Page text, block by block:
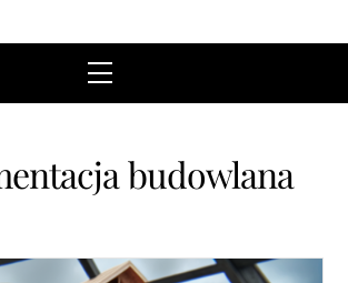
Menu
budowlana